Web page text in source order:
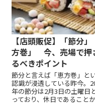
【店頭販促】「節分
方巻」 今、売場で押
るべきポイント
節分と言えば「恵方巻」と
認識が浸透している昨今。
年の節分は2月3日の土曜日
っており、休日であること